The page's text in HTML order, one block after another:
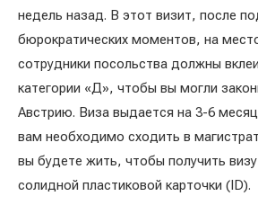
недель назад. В этот визит, после
бюрократических моментов, на
сотрудники посольства должны
категории «Д», чтобы вы могли
Австрию. Виза выдается на 3-6
вам необходимо сходить в
вы будете жить, чтобы получить
солидной пластиковой карточки (ID).